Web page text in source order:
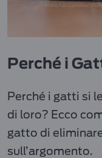
Perché i
Perché i gatti si
di loro? Ecco
gatto di
sull’argomento.